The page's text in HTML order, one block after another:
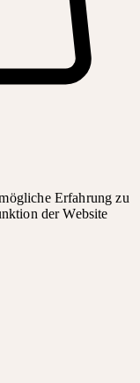
Erfahrung zu
der Website